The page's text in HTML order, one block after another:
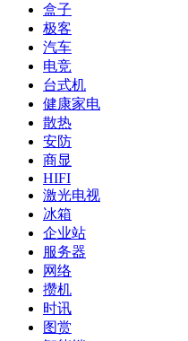
盒子
极客
汽车
电竞
台式机
健康家电
散热
安防
商显
HIFI
激光电视
冰箱
企业站
服务器
网络
攒机
时讯
图赏